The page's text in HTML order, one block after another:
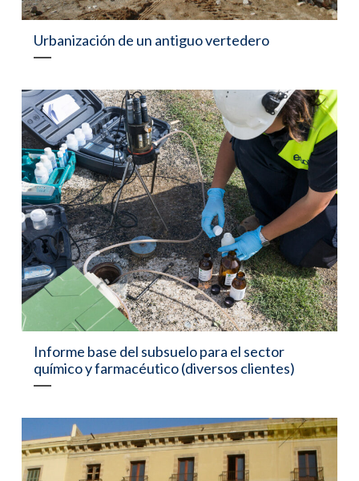
Urbanización de un antiguo vertedero
Informe base del subsuelo para el sector
químico y farmacéutico (diversos clientes)